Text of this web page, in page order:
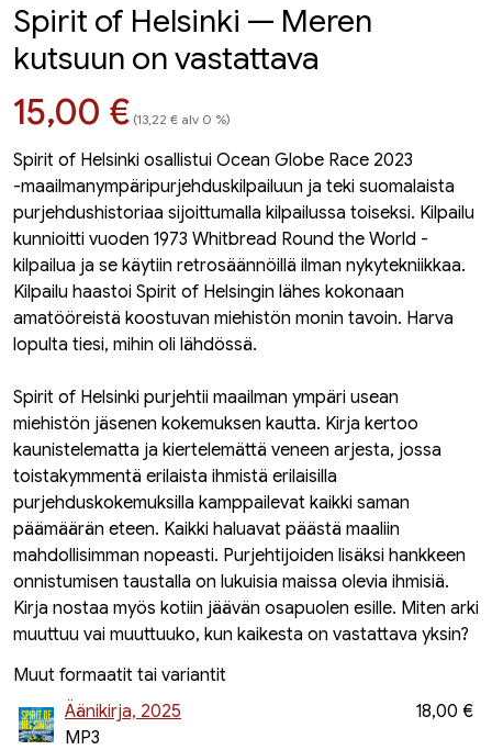
Spirit of Helsinki — Meren
kutsuun on vastattava
Hinta nyt
15,00 € (13,22 € alv 0 %)
Spirit of Helsinki osallistui Ocean Globe Race 2023
-maailmanympäripurjehduskilpailuun ja teki suomalaista
purjehdushistoriaa sijoittumalla kilpailussa toiseksi. Kilpailu
kunnioitti vuoden 1973 Whitbread Round the World -
kilpailua ja se käytiin retrosäännöillä ilman nykytekniikkaa.
Kilpailu haastoi Spirit of Helsingin lähes kokonaan
amatööreistä koostuvan miehistön monin tavoin. Harva
lopulta tiesi, mihin oli lähdössä.
Spirit of Helsinki purjehtii maailman ympäri usean
miehistön jäsenen kokemuksen kautta. Kirja kertoo
kaunistelematta ja kiertelemättä veneen arjesta, jossa
toistakymmentä erilaista ihmistä erilaisilla
purjehduskokemuksilla kamppailevat kaikki saman
päämäärän eteen. Kaikki haluavat päästä maaliin
mahdollisimman nopeasti. Purjehtijoiden lisäksi hankkeen
onnistumisen taustalla on lukuisia maissa olevia ihmisiä.
Kirja nostaa myös kotiin jäävän osapuolen esille. Miten arki
muuttuu vai muuttuuko, kun kaikesta on vastattava yksin?
Muut formaatit tai variantit
Äänikirja, 2025
MP3
18,00 €